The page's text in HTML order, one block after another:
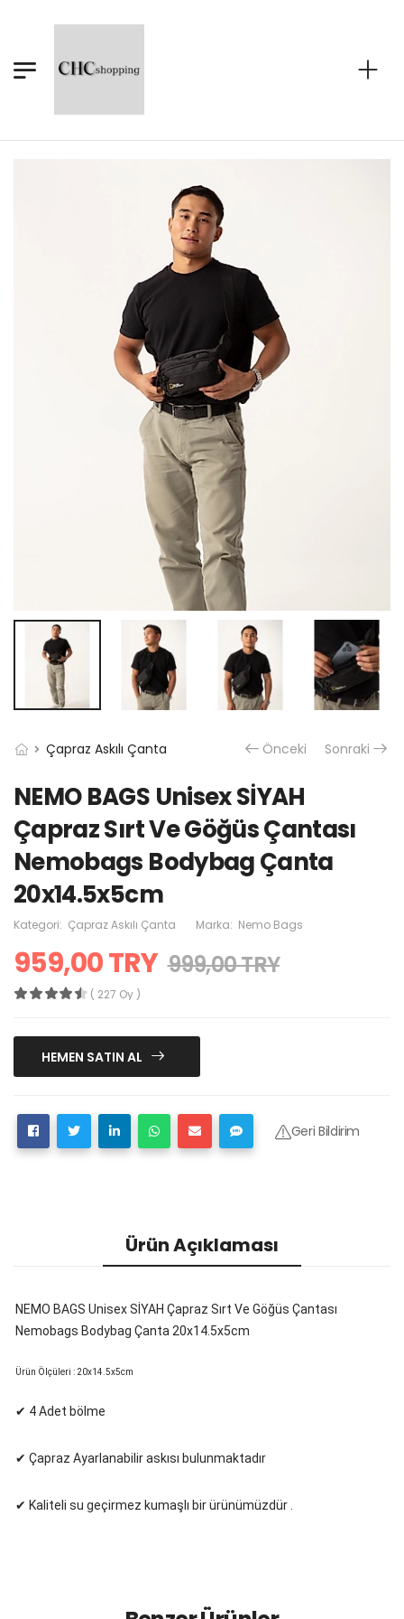
Çapraz Askılı Çanta Önceki Sonraki
NEMO BAGS Unisex SİYAH
Çapraz Sırt Ve Göğüs Çantası
Nemobags Bodybag Çanta
20x14.5x5cm
Kategori: Çapraz Askılı Çanta Marka: Nemo Bags
959,00 TRY 999,00 TRY
( 227 Oy )
HEMEN SATIN AL
Geri Bildirim
Ürün Açıklaması
NEMO BAGS Unisex SİYAH Çapraz Sırt Ve Göğüs Çantası
Nemobags Bodybag Çanta 20x14.5x5cm
Ürün Ölçüleri : 20x14.5x5cm
✔ 4 Adet bölme
✔ Çapraz Ayarlanabilir askısı bulunmaktadır
✔ Kaliteli su geçirmez kumaşlı bir ürünümüzdür .